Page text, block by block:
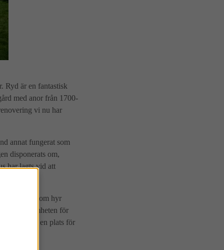
Ryd är en fantastisk
med anor från 1700-
vi nu har
annat fungerat som
disponerats om,
har lagts vid att
som hyr
av verksamheten för
som en plats för